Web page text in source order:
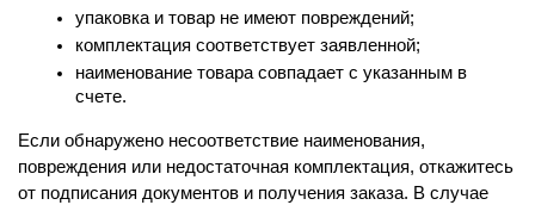
упаковка и товар не имеют повреждений;
комплектация соответствует заявленной;
наименование товара совпадает с указанным в
счете.
Если обнаружено несоответствие наименования,
повреждения или недостаточная комплектация, откажитесь
от подписания документов и получения заказа. В случае